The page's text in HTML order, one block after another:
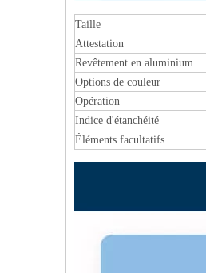
Taille
Attestation
Revêtement en aluminium
Options de couleur
Opération
Indice d'étanchéité
Éléments facultatifs